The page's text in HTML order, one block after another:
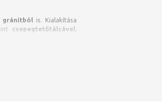
gránitból is. Kialakítása
csepegtetőtálcával
hagyományos